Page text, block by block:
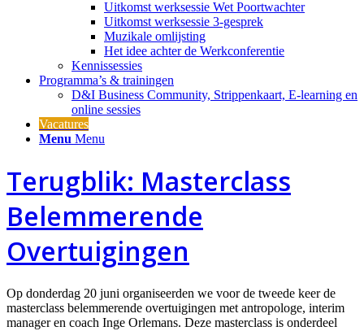
Uitkomst werksessie Wet Poortwachter
Uitkomst werksessie 3-gesprek
Muzikale omlijsting
Het idee achter de Werkconferentie
Kennissessies
Programma’s & trainingen
D&I Business Community, Strippenkaart, E-learning en
online sessies
Vacatures
Menu Menu
Terugblik: Masterclass
Belemmerende
Overtuigingen
Op donderdag 20 juni organiseerden we voor de tweede keer de
masterclass belemmerende overtuigingen met antropologe, interim
manager en coach Inge Orlemans. Deze masterclass is onderdeel